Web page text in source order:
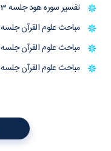
تفسیر سوره هود جلسه 3
مباحث علوم القرآن جلسه 49 (1402/11/04)
مباحث علوم القرآن جلسه 48 (1402/10/27)
مباحث علوم القرآن جلسه 47 (1402/10/20)